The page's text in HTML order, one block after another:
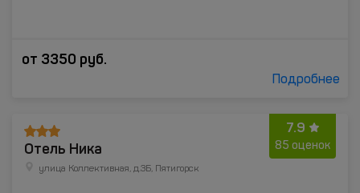
от 3350 руб.
Подробнее
7.9
85 оценок
Отель Ника
улица Коллективная, д.3Б, Пятигорск